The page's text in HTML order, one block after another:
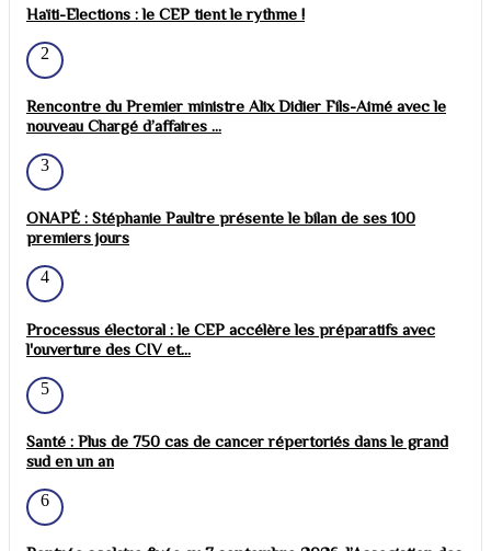
Haïti-Elections : le CEP tient le rythme !
2
Rencontre du Premier ministre Alix Didier Fils-Aimé avec le
nouveau Chargé d’affaires ...
3
ONAPÉ : Stéphanie Paultre présente le bilan de ses 100
premiers jours
4
Processus électoral : le CEP accélère les préparatifs avec
l'ouverture des CIV et...
5
Santé : Plus de 750 cas de cancer répertoriés dans le grand
sud en un an
6